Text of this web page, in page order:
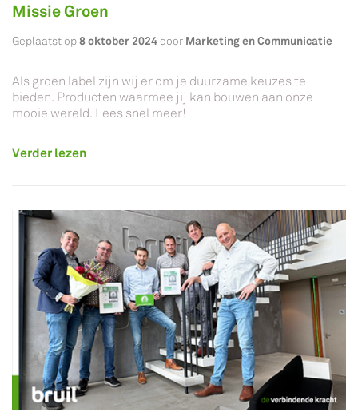
Missie Groen
Geplaatst op8 oktober 2024door Marketing en Communicatie
Als groen label zijn wij er om je duurzame keuzes te
bieden. Producten waarmee jij kan bouwen aan onze
mooie wereld. Lees snel meer!
Verder lezen